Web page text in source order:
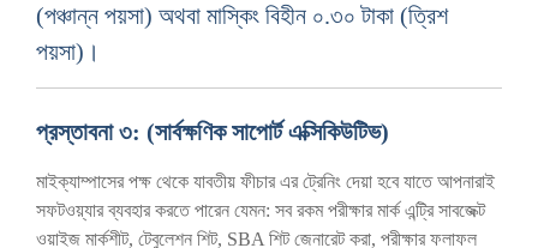
(পঞ্চান্ন পয়সা) অথবা মাস্কিং বিহীন ০.৩০ টাকা (ত্রিশ
পয়সা)।
প্রস্তাবনা ৩: (সার্বক্ষণিক সাপোর্ট এক্সিকিউটিভ)
মাইক্যাম্পাসের পক্ষ থেকে যাবতীয় ফীচার এর ট্রেনিং দেয়া হবে যাতে আপনারাই
সফটওয়্যার ব্যবহার করতে পারেন যেমন: সব রকম পরীক্ষার মার্ক এন্ট্রি সাবজেক্ট
ওয়াইজ মার্কশীট, টেবুলেশন শিট, SBA শিট জেনারেট করা, পরীক্ষার ফলাফল